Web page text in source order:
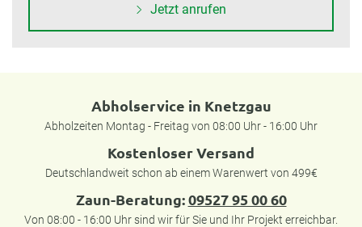
Jetzt anrufen
Abholservice in Knetzgau
Abholzeiten Montag - Freitag von 08:00 Uhr - 16:00 Uhr
Kostenloser Versand
Deutschlandweit schon ab einem Warenwert von 499€
Zaun-Beratung:09527 95 00 60
Von 08:00 - 16:00 Uhr sind wir für Sie und Ihr Projekt erreichbar.